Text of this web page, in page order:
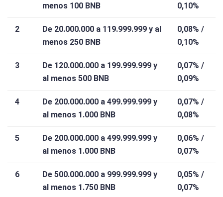
menos 100 BNB
0,10%
2
De 20.000.000 a 119.999.999 y al
menos 250 BNB
0,08% /
0,10%
3
De 120.000.000 a 199.999.999 y
al menos 500 BNB
0,07% /
0,09%
4
De 200.000.000 a 499.999.999 y
al menos 1.000 BNB
0,07% /
0,08%
5
De 200.000.000 a 499.999.999 y
al menos 1.000 BNB
0,06% /
0,07%
6
De 500.000.000 a 999.999.999 y
al menos 1.750 BNB
0,05% /
0,07%